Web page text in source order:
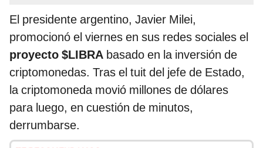
El presidente argentino, Javier Milei,
promocionó el viernes en sus redes sociales el
proyecto $LIBRA basado en la inversión de
criptomonedas. Tras el tuit del jefe de Estado,
la criptomoneda movió millones de dólares
para luego, en cuestión de minutos,
derrumbarse.